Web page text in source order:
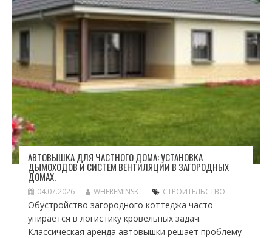
АВТОВЫШКА ДЛЯ ЧАСТНОГО ДОМА: УСТАНОВКА
ДЫМОХОДОВ И СИСТЕМ ВЕНТИЛЯЦИИ В ЗАГОРОДНЫХ
ДОМАХ.
04.07.2026 WHEREMINSK СТРОИТЕЛЬСТВО
Обустройство загородного коттеджа часто
упирается в логистику кровельных задач.
Классическая аренда автовышки решает проблему